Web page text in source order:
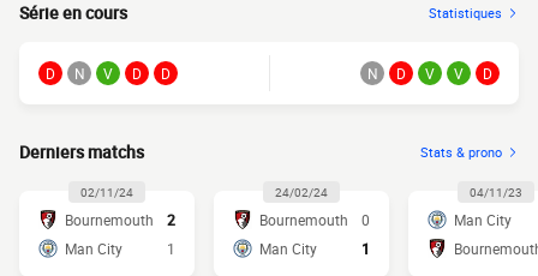
Série en cours Statistiques
D N V D D N D V V D
Derniers matchs Stats & prono
02/11/24
Bournemouth
2
Man City
1
24/02/24
Bournemouth
0
Man City
1
04/11/23
Man City